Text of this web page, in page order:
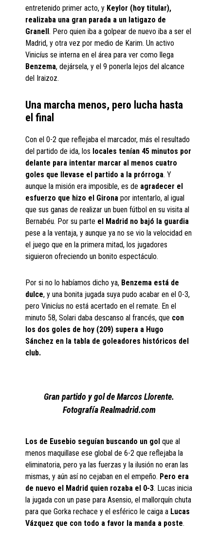
entretenido primer acto, y Keylor (hoy titular),
realizaba una gran parada a un latigazo de
Granell. Pero quien iba a golpear de nuevo iba a ser el
Madrid, y otra vez por medio de Karim. Un activo
Vinicíus se interna en el área para ver como llega
Benzema, dejársela, y el 9 ponerla lejos del alcance
del Iraizoz.
Una marcha menos, pero lucha hasta
el final
Con el 0-2 que reflejaba el marcador, más el resultado
del partido de ida, los locales tenían 45 minutos por
delante para intentar marcar al menos cuatro
goles que llevase el partido a la prórroga. Y
aunque la misión era imposible, es de agradecer el
esfuerzo que hizo el Girona por intentarlo, al igual
que sus ganas de realizar un buen fútbol en su visita al
Bernabéu. Por su parte el Madrid no bajó la guardia
pese a la ventaja, y aunque ya no se vio la velocidad en
el juego que en la primera mitad, los jugadores
siguieron ofreciendo un bonito espectáculo.
Por si no lo habíamos dicho ya, Benzema está de
dulce, y una bonita jugada suya pudo acabar en el 0-3,
pero Vinicíus no está acertado en el remate. En el
minuto 58, Solari daba descanso al francés, que con
los dos goles de hoy (209) supera a Hugo
Sánchez en la tabla de goleadores históricos del
club.
Gran partido y gol de Marcos Llorente.
Fotografía Realmadrid.com
Los de Eusebio seguían buscando un gol que al
menos maquillase ese global de 6-2 que reflejaba la
eliminatoria, pero ya las fuerzas y la ilusión no eran las
mismas, y aún así no cejaban en el empeño. Pero era
de nuevo el Madrid quien rozaba el 0-3. Lucas inicia
la jugada con un pase para Asensio, el mallorquín chuta
para que Gorka rechace y el esférico le caiga a Lucas
Vázquez que con todo a favor la manda a poste.